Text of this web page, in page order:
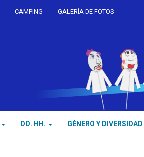
CAMPING GALERÍA DE FOTOS
DD. HH. GÉNERO Y DIVERSIDAD